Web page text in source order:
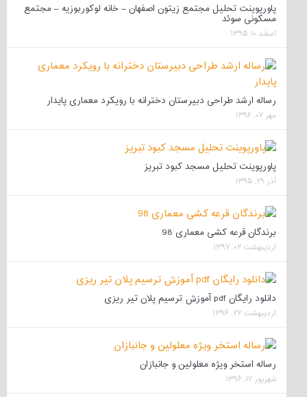
پاورپوینت تحلیل مجتمع زیتون اصفهان – خانه لوکوربوزیه – مجتمع
مسکونی سوئد
اسفند ۱۰, ۱۳۹۵
رساله ارشد طراحی دبیرستان دخترانه با رویکرد معماری پایدار
مهر ۰۷, ۱۳۹۶
پاورپوینت تحلیل مسجد کبود تبریز
آذر ۲۹, ۱۳۹۵
برندگان قرعه کشی معماری 98
اردیبهشت ۰۲, ۱۳۹۷
دانلود رایگان pdf آموزش ترسیم پلان تیر ریزی
اردیبهشت ۲۲, ۱۳۹۶
رساله استخر ویژه معلولین و جانبازان
شهریور ۱۲, ۱۳۹۶